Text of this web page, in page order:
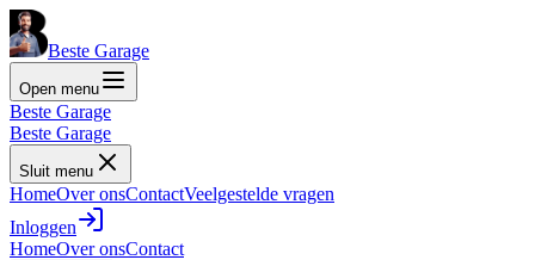
Beste Garage
Open menu
Beste Garage
Beste Garage
Sluit menu
HomeOver onsContactVeelgestelde vragen
Inloggen
HomeOver onsContact